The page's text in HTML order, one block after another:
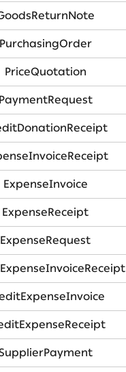
PriceQuotation
ExpenseInvoice
ExpenseReceipt
ExpenseRequest